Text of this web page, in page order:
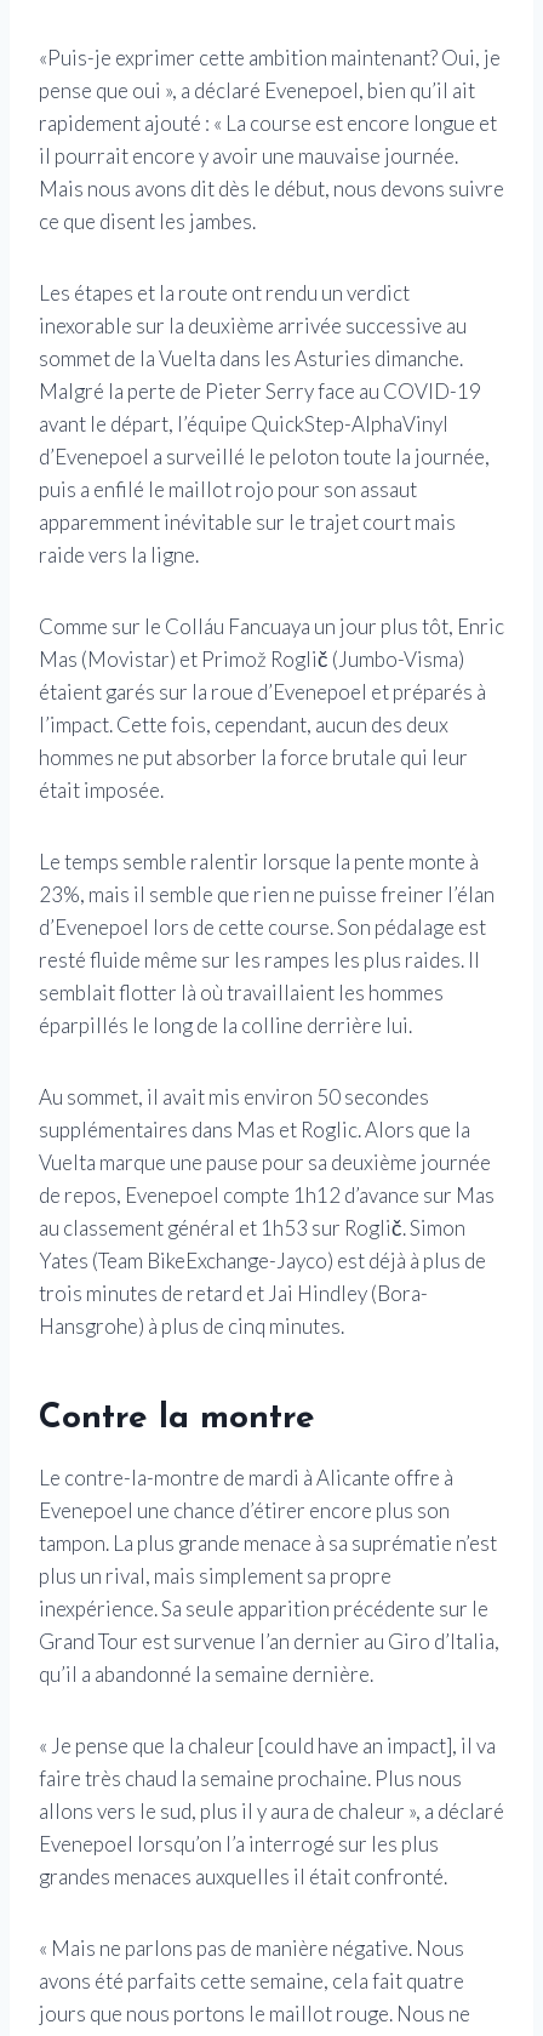
«Puis-je exprimer cette ambition maintenant? Oui, je
pense que oui », a déclaré Evenepoel, bien qu’il ait
rapidement ajouté : « La course est encore longue et
il pourrait encore y avoir une mauvaise journée.
Mais nous avons dit dès le début, nous devons suivre
ce que disent les jambes.
Les étapes et la route ont rendu un verdict
inexorable sur la deuxième arrivée successive au
sommet de la Vuelta dans les Asturies dimanche.
Malgré la perte de Pieter Serry face au COVID-19
avant le départ, l’équipe QuickStep-AlphaVinyl
d’Evenepoel a surveillé le peloton toute la journée,
puis a enfilé le maillot rojo pour son assaut
apparemment inévitable sur le trajet court mais
raide vers la ligne.
Comme sur le Colláu Fancuaya un jour plus tôt, Enric
Mas (Movistar) et Primož Roglič (Jumbo-Visma)
étaient garés sur la roue d’Evenepoel et préparés à
l’impact. Cette fois, cependant, aucun des deux
hommes ne put absorber la force brutale qui leur
était imposée.
Le temps semble ralentir lorsque la pente monte à
23%, mais il semble que rien ne puisse freiner l’élan
d’Evenepoel lors de cette course. Son pédalage est
resté fluide même sur les rampes les plus raides. Il
semblait flotter là où travaillaient les hommes
éparpillés le long de la colline derrière lui.
Au sommet, il avait mis environ 50 secondes
supplémentaires dans Mas et Roglic. Alors que la
Vuelta marque une pause pour sa deuxième journée
de repos, Evenepoel compte 1h12 d’avance sur Mas
au classement général et 1h53 sur Roglič. Simon
Yates (Team BikeExchange-Jayco) est déjà à plus de
trois minutes de retard et Jai Hindley (Bora-
Hansgrohe) à plus de cinq minutes.
Contre la montre
Le contre-la-montre de mardi à Alicante offre à
Evenepoel une chance d’étirer encore plus son
tampon. La plus grande menace à sa suprématie n’est
plus un rival, mais simplement sa propre
inexpérience. Sa seule apparition précédente sur le
Grand Tour est survenue l’an dernier au Giro d’Italia,
qu’il a abandonné la semaine dernière.
« Je pense que la chaleur [could have an impact], il va
faire très chaud la semaine prochaine. Plus nous
allons vers le sud, plus il y aura de chaleur », a déclaré
Evenepoel lorsqu’on l’a interrogé sur les plus
grandes menaces auxquelles il était confronté.
« Mais ne parlons pas de manière négative. Nous
avons été parfaits cette semaine, cela fait quatre
jours que nous portons le maillot rouge. Nous ne